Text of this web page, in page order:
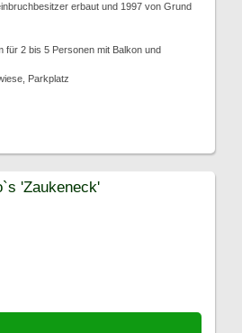
erbaut und 1997 von Grund
für 2 bis 5 Personen mit Balkon und
Parkplatz
'Zaukeneck'